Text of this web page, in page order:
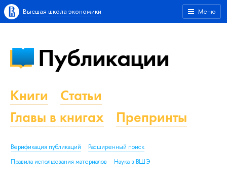
Меню
Высшая школа экономики
Публикации
Книги
Статьи
Главы в книгах
Препринты
Верификация публикаций
Расширенный поиск
Правила использования материалов
Наука в ВШЭ